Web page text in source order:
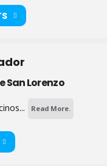
San Lorenzo
Read More.